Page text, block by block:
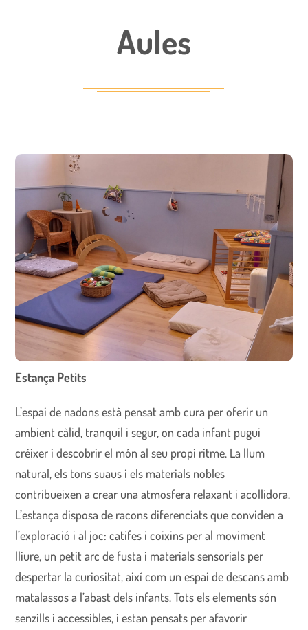
Aules
Estança Petits
L’espai de nadons està pensat amb cura per oferir un
ambient càlid, tranquil i segur, on cada infant pugui
créixer i descobrir el món al seu propi ritme. La llum
natural, els tons suaus i els materials nobles
contribueixen a crear una atmosfera relaxant i acollidora.
L’estança disposa de racons diferenciats que conviden a
l’exploració i al joc: catifes i coixins per al moviment
lliure, un petit arc de fusta i materials sensorials per
despertar la curiositat, així com un espai de descans amb
matalassos a l’abast dels infants. Tots els elements són
senzills i accessibles, i estan pensats per afavorir